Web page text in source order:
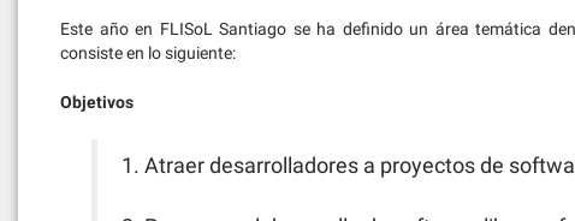
Este año en FLISoL Santiago se ha definido un área temática
consiste en lo siguiente:
Objetivos
1. Atraer desarrolladores a proyectos de